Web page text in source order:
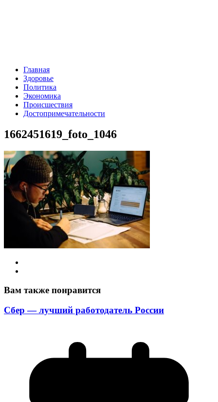
Главная
Здоровье
Политика
Экономика
Происшествия
Достопримечательности
1662451619_foto_1046
Вам также понравится
Сбер — лучший работодатель России